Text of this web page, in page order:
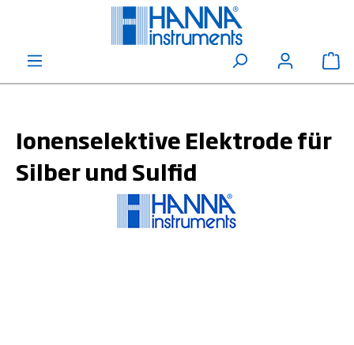
Ionenselektive Elektrode für
Silber und Sulfid